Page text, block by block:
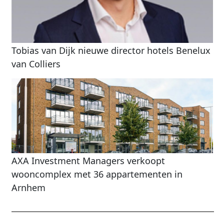
Tobias van Dijk nieuwe director hotels Benelux
van Colliers
AXA Investment Managers verkoopt
wooncomplex met 36 appartementen in
Arnhem